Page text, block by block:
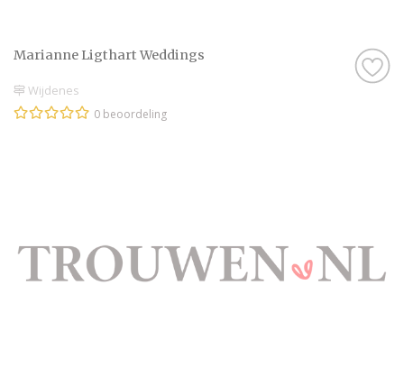
Marianne Ligthart Weddings
Wijdenes
0 beoordeling